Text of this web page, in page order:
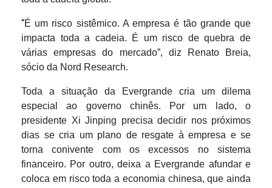
“É um risco sistêmico. A empresa é tão grande que
impacta toda a cadeia. É um risco de quebra de
várias empresas do mercado”, diz Renato Breia,
sócio da Nord Research.
Toda a situação da Evergrande cria um dilema
especial ao governo chinês. Por um lado, o
presidente Xi Jinping precisa decidir nos próximos
dias se cria um plano de resgate à empresa e se
torna conivente com os excessos no sistema
financeiro. Por outro, deixa a Evergrande afundar e
coloca em risco toda a economia chinesa, que ainda